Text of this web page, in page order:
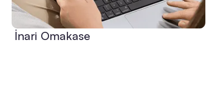
İnari Omakase